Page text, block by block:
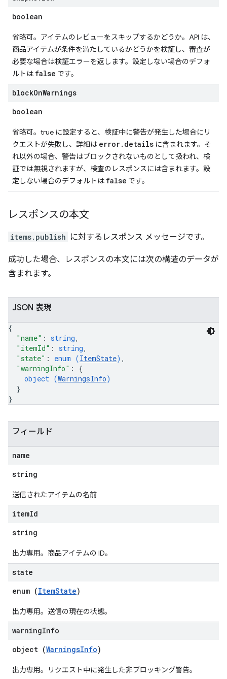
boolean
省略可。アイテムのレビューをスキップするかどうか。API は、
商品アイテムが条件を満たしているかどうかを検証し、審査が
必要な場合は検証エラーを返します。設定しない場合のデフォ
ルトは false です。
blockOnWarnings
boolean
省略可。true に設定すると、検証中に警告が発生した場合にリ
クエストが失敗し、詳細は error.details に含まれます。そ
れ以外の場合、警告はブロックされないものとして扱われ、検
証では無視されますが、検査のレスポンスには含まれます。設
定しない場合のデフォルトは false です。
レスポンスの本文
items.publish に対するレスポンス メッセージです。
成功した場合、レスポンスの本文には次の構造のデータが
含まれます。
JSON 表現
{
"name" : string,
"itemId" : string,
"state" : enum (ItemState) ,
"warningInfo" : {
object (WarningsInfo)
}
}
フィールド
name
string
送信されたアイテムの名前
itemId
string
出力専用。商品アイテムの ID。
state
enum (ItemState)
出力専用。送信の現在の状態。
warningInfo
object (WarningsInfo)
出力専用。リクエスト中に発生した非ブロッキング警告。